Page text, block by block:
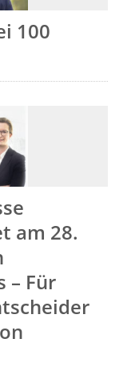
100
am 28.
– Für